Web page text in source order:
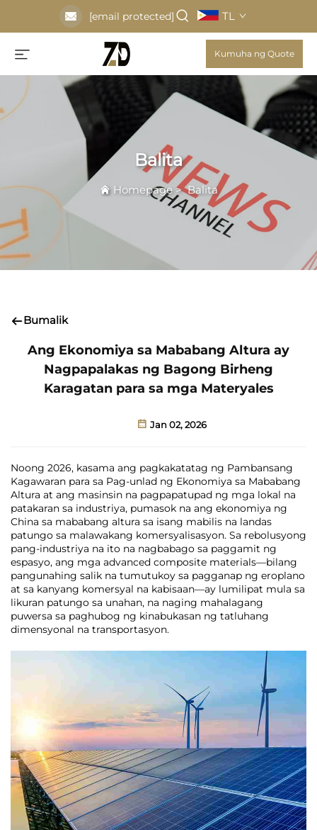
[email protected] TL
Kumuha ng Quote
Balita
Homepage>Balita
Bumalik
Ang Ekonomiya sa Mababang Altura ay
Nagpapalakas ng Bagong Birheng
Karagatan para sa mga Materyales
Jan 02, 2026
Noong 2026, kasama ang pagkakatatag ng Pambansang
Kagawaran para sa Pag-unlad ng Ekonomiya sa Mababang
Altura at ang masinsin na pagpapatupad ng mga lokal na
patakaran sa industriya, pumasok na ang ekonomiya ng
China sa mababang altura sa isang mabilis na landas
patungo sa malawakang komersyalisasyon. Sa rebolusyong
pang-industriya na ito na nagbabago sa paggamit ng
espasyo, ang mga advanced composite materials—bilang
pangunahing salik na tumutukoy sa pagganap ng eroplano
at sa kanyang komersyal na kabisaan—ay lumilipat mula sa
likuran patungo sa unahan, na naging mahalagang
puwersa sa paghubog ng kinabukasan ng tatluhang
dimensyonal na transportasyon.